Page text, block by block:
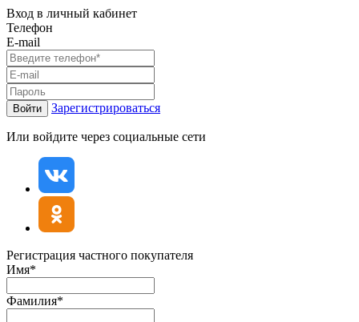
Вход в личный кабинет
Телефон
E-mail
Войти Зарегистрироваться
Или войдите через социальные сети
Регистрация частного покупателя
Имя*
Фамилия*